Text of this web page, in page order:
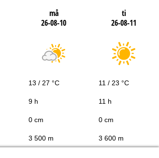
må
26-08-10
ti
26-08-11
13 / 27 °C 11 / 23 °C
9 h 11 h
0 cm 0 cm
3 500 m 3 600 m